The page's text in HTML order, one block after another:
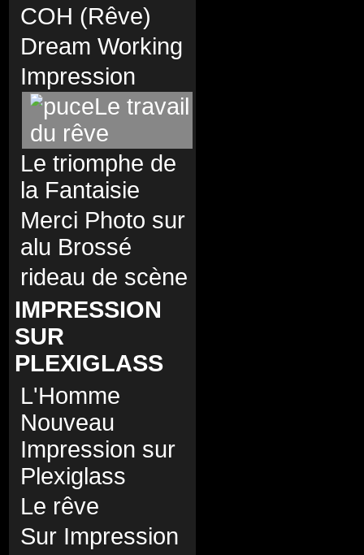
COH (Rêve)
Dream Working
Impression
Le travail
du rêve
Le triomphe de
la Fantaisie
Merci Photo sur
alu Brossé
rideau de scène
IMPRESSION
SUR
PLEXIGLASS
L'Homme
Nouveau
Impression sur
Plexiglass
Le rêve
Sur Impression